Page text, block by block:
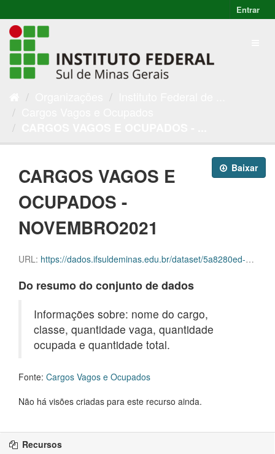
Entrar
Baixar
CARGOS VAGOS E
OCUPADOS -
NOVEMBRO2021
URL: https://dados.ifsuldeminas.edu.br/dataset/5a8280ed-031b-45f2-9623-37aa7026fd68/resource/16381c04-8910-48ea-aa6d-e6a16f8142c7/download/progep-cargos-e-vagas-novembro.ods
Do resumo do conjunto de dados
Informações sobre: nome do cargo,
classe, quantidade vaga, quantidade
ocupada e quantidade total.
Fonte: Cargos Vagos e Ocupados
Não há visões criadas para este recurso ainda.
Recursos